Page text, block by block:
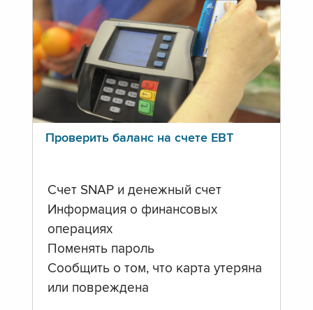
Проверить баланс на счете ЕВТ
Счет SNAP и денежный счет
Информация о финансовых
операциях
Поменять пароль
Сообщить о том, что карта утеряна
или повреждена